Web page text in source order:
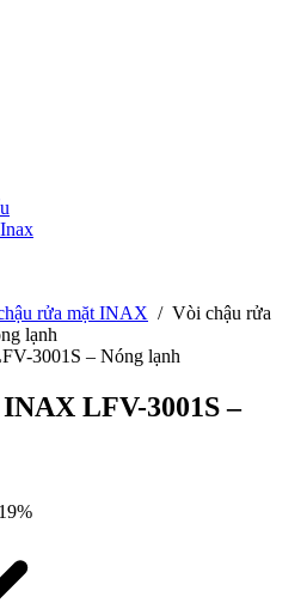
rửa mặt INAX / Vòi chậu rửa
lạnh
LFV-3001S –